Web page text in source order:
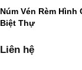
Núm Vén Rèm
Biệt Thự
Liên hệ